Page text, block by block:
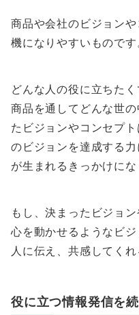
商品や会社のビジョン
機になりやすいものです
どんな人の役に立ちた
商品を通してどんな世
たビジョンやコンセプ
のビジョンを達成する
が生まれるきっかけにな
もし、決まったビジョ
心を動かせるようなビ
人に伝え、共感してく
役に立つ情報発信を